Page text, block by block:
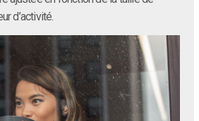
d’activité.